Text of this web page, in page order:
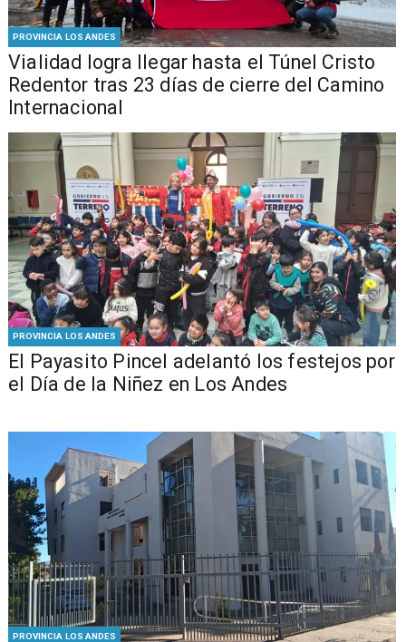
PROVINCIA LOS ANDES
Vialidad logra llegar hasta el Túnel Cristo
Redentor tras 23 días de cierre del Camino
Internacional
PROVINCIA LOS ANDES
El Payasito Pincel adelantó los festejos por
el Día de la Niñez en Los Andes
PROVINCIA LOS ANDES